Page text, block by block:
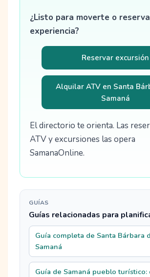
¿Listo para moverte o
experiencia?
Reservar excursión
Alquilar ATV en Santa
Samaná
El directorio te orienta. Las
ATV y excursiones las opera
SamanaOnline.
GUÍAS
Guías relacionadas para
Guía completa de Santa Bárbara
Samaná
Guía de Samaná pueblo turístico: